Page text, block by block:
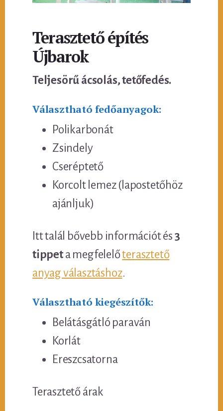
Terasztető építés
Újbarok
Teljesörű ácsolás, tetőfedés.
Választható fedőanyagok:
Polikarbonát
Zsindely
Cseréptető
Korcolt lemez (lapostetőhöz
ajánljuk)
Itt talál bővebb információt és 3
tippeta megfelelőterasztető
anyag választáshoz.
Választható kiegészítők:
Belátásgátló paraván
Korlát
Ereszcsatorna
Terasztető árak